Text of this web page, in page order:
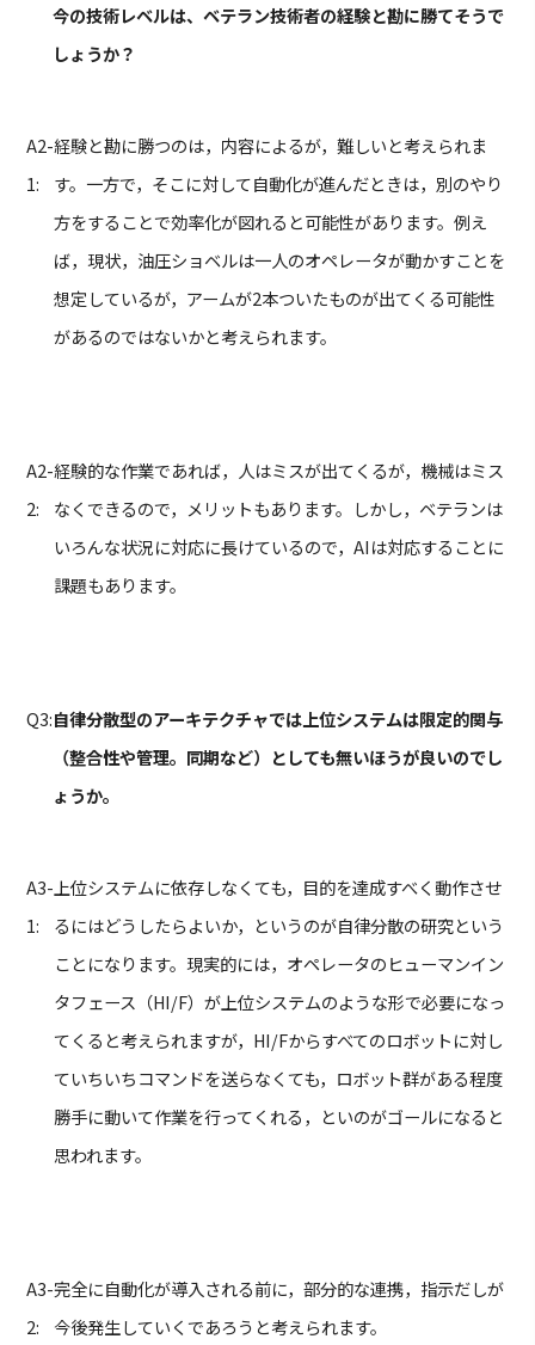
今の技術レベルは、ベテラン技術者の経験と勘に勝てそうで
しょうか？
A2-
1:
経験と勘に勝つのは，内容によるが，難しいと考えられま
す。一方で，そこに対して自動化が進んだときは，別のやり
方をすることで効率化が図れると可能性があります。例え
ば，現状，油圧ショベルは一人のオペレータが動かすことを
想定しているが，アームが2本ついたものが出てくる可能性
があるのではないかと考えられます。
A2-
2:
経験的な作業であれば，人はミスが出てくるが，機械はミス
なくできるので，メリットもあります。しかし，ベテランは
いろんな状況に対応に長けているので，AIは対応することに
課題もあります。
Q3:自律分散型のアーキテクチャでは上位システムは限定的関与
（整合性や管理。同期など）としても無いほうが良いのでし
ょうか。
A3-
1:
上位システムに依存しなくても，目的を達成すべく動作させ
るにはどうしたらよいか，というのが自律分散の研究という
ことになります。現実的には，オペレータのヒューマンイン
タフェース（HI/F）が上位システムのような形で必要になっ
てくると考えられますが，HI/Fからすべてのロボットに対し
ていちいちコマンドを送らなくても，ロボット群がある程度
勝手に動いて作業を行ってくれる，といのがゴールになると
思われます。
A3-
2:
完全に自動化が導入される前に，部分的な連携，指示だしが
今後発生していくであろうと考えられます。